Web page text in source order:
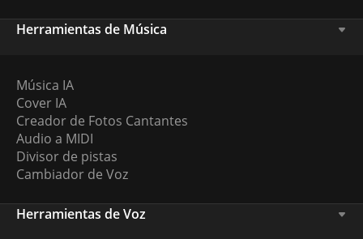
Herramientas de Música
Música IA
Cover IA
Creador de Fotos Cantantes
Audio a MIDI
Divisor de pistas
Cambiador de Voz
Herramientas de Voz